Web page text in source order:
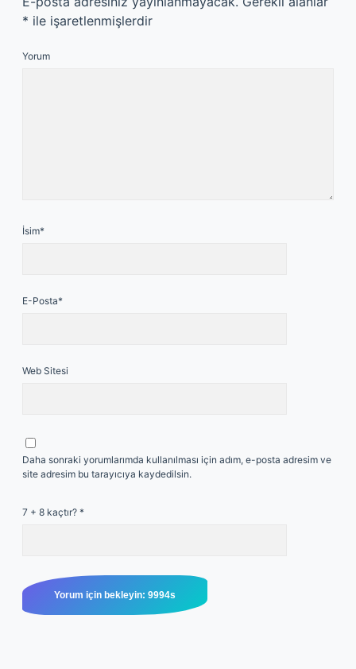
* ile işaretlenmişlerdir
Yorum
İsim*
E-Posta*
Web Sitesi
Daha sonraki yorumlarımda kullanılması için adım, e-posta adresim ve
site adresim bu tarayıcıya kaydedilsin.
7 + 8 kaçtır? *